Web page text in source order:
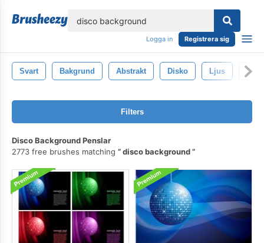
Logga in Registrera sig
Svart Bakgrund Abstrakt Disko Ljus
Filters
Disco Background Penslar
2773 free brushes matching
disco background